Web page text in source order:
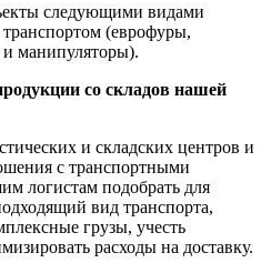
следующими видами
(еврофуры,
манипуляторы).
со складов нашей
и складских центров и
с транспортными
логистам подобрать для
вид транспорта,
грузы, учесть
расходы на доставку.